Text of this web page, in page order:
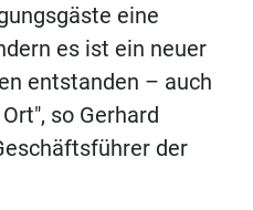
eine
es ist ein neuer
entstanden – auch
so Gerhard
der